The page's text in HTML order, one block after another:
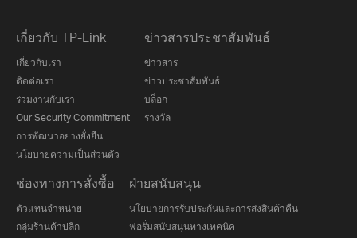
เกี่ยวกับ TP-Link
เกี่ยวกับเรา
ติดต่อเรา
ร่วมงานกับเรา
Our Security Commitment
การพัฒนาอย่างยั่งยืน
นโยบายความเป็นส่วนตัว
ข่าวสารประชาสัมพันธ์
ข่าวสาร
ข่าวประชาสัมพันธ์
บล็อก
รางวัล
ช่องทางการสั่งซื้อ
ตัวแทนจำหน่าย
กลุ่มร้านค้าปลีก
ฝ่ายสนับสนุน
นโยบายการรับประกันและการส่งสินค้าคืน
ฟอรั่มสนับสนุนทางเทคนิค